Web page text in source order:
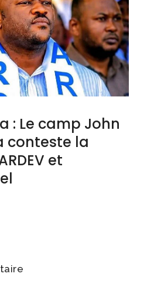
: Le camp John
conteste la
et